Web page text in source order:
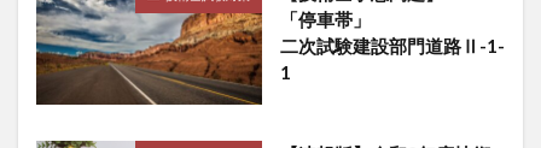
「停車帯」
二次試験建設部門道路Ⅱ-1-
1